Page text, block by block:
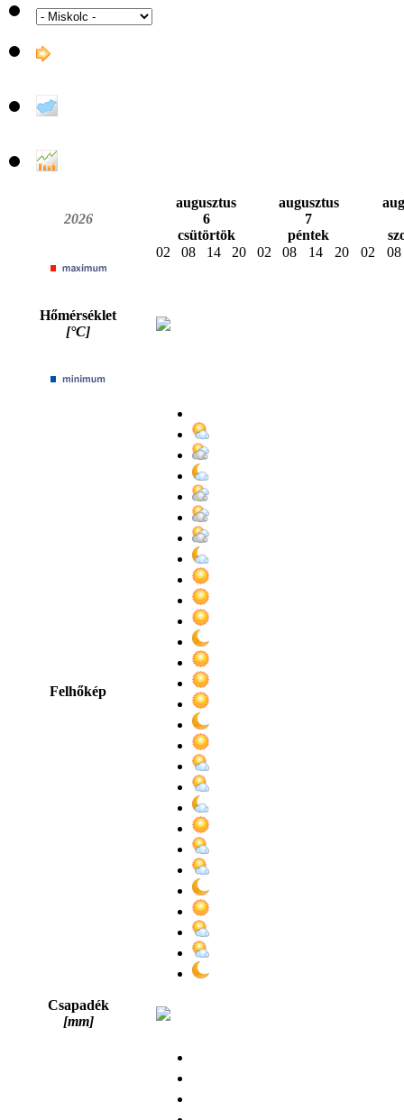
2026
augusztus
6
csütörtök
augusztus
7
péntek
02
08 14 20 02 08 14 20 02 08
Hőmérséklet
[°C]
Felhőkép
Csapadék
[mm]